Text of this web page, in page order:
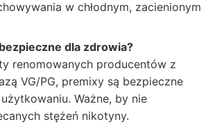
w chłodnym, zacienionym
dla zdrowia?
renomowanych producentów z
VG/PG, premixy są bezpieczne
Ważne, by nie
stężeń nikotyny.